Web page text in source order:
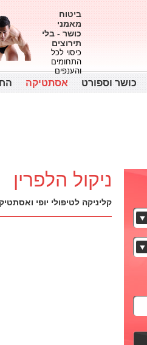
ביטוח
מאמני
כושר - בלי
תירוצים
כיסוי לכל
התחומים
והענפים
כושר וספורט אסתטיקה
ניקול הלפרין
קליניקה לטיפולי יופי